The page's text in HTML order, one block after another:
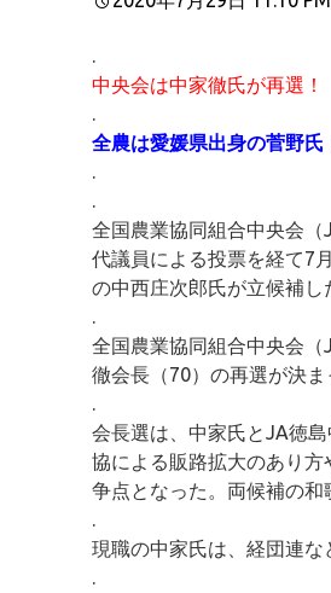
.
中央会は中家徹氏が再選！
.
全農は愛媛県出身の菅野氏
.
.
全国農業協同組合中央会
代議員による投票を経て7
の中西庄次郎氏が立候補し
.
全国農業協同組合中央会
徹会長（70）の再選が決
.
会長選は、中家氏とJA徳
協による販路拡大のあり
争点となった。両候補の
.
現職の中家氏は、経団連
.